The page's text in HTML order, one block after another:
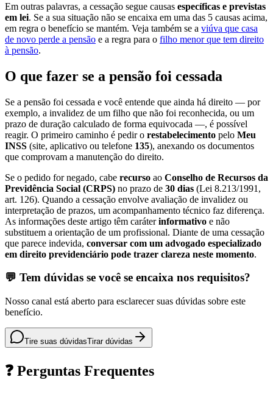
Em outras palavras, a cessação segue causas específicas e previstas
em lei. Se a sua situação não se encaixa em uma das 5 causas acima,
em regra o benefício se mantém. Veja também se a viúva que casa
de novo perde a pensão e a regra para o filho menor que tem direito
à pensão.
O que fazer se a pensão foi cessada
Se a pensão foi cessada e você entende que ainda há direito — por
exemplo, a invalidez de um filho que não foi reconhecida, ou um
prazo de duração calculado de forma equivocada —, é possível
reagir. O primeiro caminho é pedir o restabelecimento pelo Meu
INSS (site, aplicativo ou telefone 135), anexando os documentos
que comprovam a manutenção do direito.
Se o pedido for negado, cabe recurso ao Conselho de Recursos da
Previdência Social (CRPS) no prazo de 30 dias (Lei 8.213/1991,
art. 126). Quando a cessação envolve avaliação de invalidez ou
interpretação de prazos, um acompanhamento técnico faz diferença.
As informações deste artigo têm caráterinformativo e não
substituem a orientação de um profissional. Diante de uma cessação
que parece indevida, conversar com um advogado especializado
em direito previdenciário pode trazer clareza neste momento.
💬 Tem dúvidas se você se encaixa nos requisitos?
Nosso canal está aberto para esclarecer suas dúvidas sobre este
benefício.
Tire suas dúvidasTirar dúvidas
❓ Perguntas Frequentes